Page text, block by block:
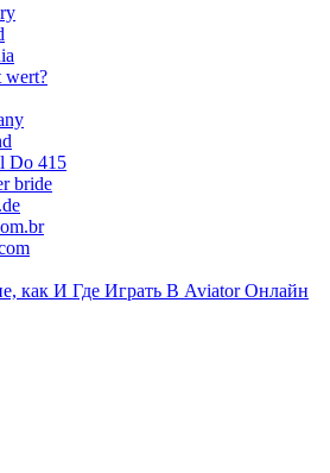
wert?
Do 415
bride
как И Где Играть В Aviator Онлайн